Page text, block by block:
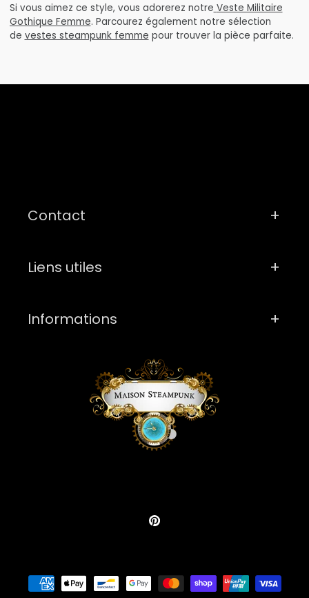
Si vous aimez ce style, vous adorerez notre Veste Militaire
Gothique Femme. Parcourez également notre sélection
de vestes steampunk femme pour trouver la pièce parfaite.
Contact
Liens utiles
Informations
Pinterest